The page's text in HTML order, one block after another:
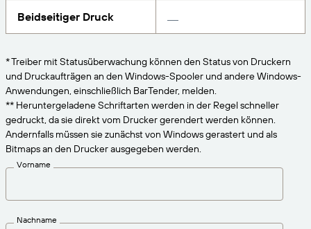
PRODUKT
Preise
Kostenlos testen
Technische Daten
Produktregistrierung
Unterstützte Standards
Amazon Transparency
Lösungsübersicht
VERBINDEN
Karriere
Nachrichten
Reifegradmodell für Etikettierung und
Erhalten Sie die Unterstützung, die Ihren
Beidseitiger Druck
* Treiber mit Statusüberwachung können den Status von Druckern
und Druckaufträgen an den Windows-Spooler und andere Windows-
Anwendungen, einschließlich BarTender, melden.
** Heruntergeladene Schriftarten werden in der Regel schneller
gedruckt, da sie direkt vom Drucker gerendert werden können.
Andernfalls müssen sie zunächst von Windows gerastert und als
Bitmaps an den Drucker ausgegeben werden.
Vorname
Nachname